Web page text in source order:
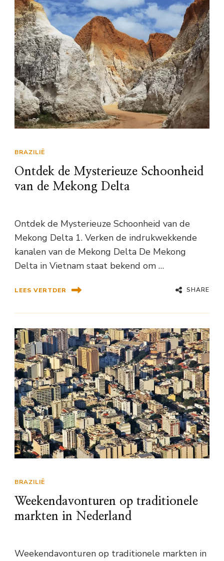
BRAZILIË
Ontdek de Mysterieuze Schoonheid
van de Mekong Delta
Ontdek de Mysterieuze Schoonheid van de
Mekong Delta 1. Verken de indrukwekkende
kanalen van de Mekong Delta De Mekong
Delta in Vietnam staat bekend om …
LEES VERTDER SHARE
BRAZILIË
Weekendavonturen op traditionele
markten in Nederland
Weekendavonturen op traditionele markten in